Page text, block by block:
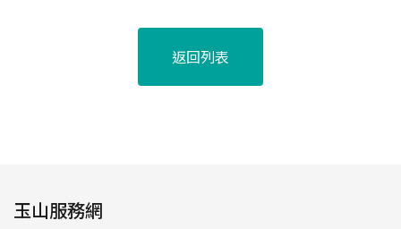
返回列表
玉山服務網